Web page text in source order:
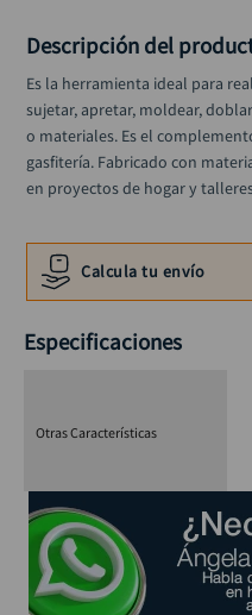
Descripción del
Es la herramienta ideal para
sujetar, apretar, moldear,
o materiales. Es el
gasfitería. Fabricado con
en proyectos de hogar y
Calcula tu envío
Especificaciones
Otras Características
rueda
alicate